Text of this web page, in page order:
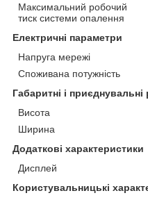
Максимальний робочий
тиск системи опалення
Електричні параметри
Напруга мережі
Споживана потужність
Габаритні і приєднувальні
Висота
Ширина
Додаткові характеристики
Дисплей
Користувальницькі